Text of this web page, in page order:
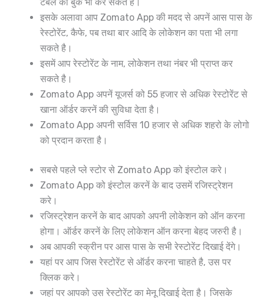
इसके अलावा आप Zomato App की मदद से अपनें आस पास के
रेस्टोरेंट, कैफे, पब तथा बार आदि के लोकेशन का पता भी लगा
सकते है।
इसमें आप रेस्टोरेंट के नाम, लोकेशन तथा नंबर भी प्राप्त कर
सकते है।
Zomato App अपनें यूजर्स को 55 हजार से अधिक रेस्टोरेंट से
खाना ऑर्डर करनें की सुविधा देता है।
Zomato App अपनी सर्विस 10 हजार से अधिक शहरो के लोगो
को प्रदान करता है।
सबसे पहले प्ले स्टोर से Zomato App को इंस्टोल करे।
Zomato App को इंस्टोल करनें के बाद उसमें रजिस्ट्रेशन
करे।
रजिस्ट्रेशन करनें के बाद आपको अपनी लोकेशन को ऑन करना
होगा। ऑर्डर करनें के लिए लोकेशन ऑन करना बेहद जरुरी है।
अब आपकी स्क्रीन पर आस पास के सभी रेस्टोरेंट दिखाई देंगे।
यहां पर आप जिस रेस्टोरेंट से ऑर्डर करना चाहते है, उस पर
क्लिक करे।
जहां पर आपको उस रेस्टोरेंट का मेनू दिखाई देता है। जिसके